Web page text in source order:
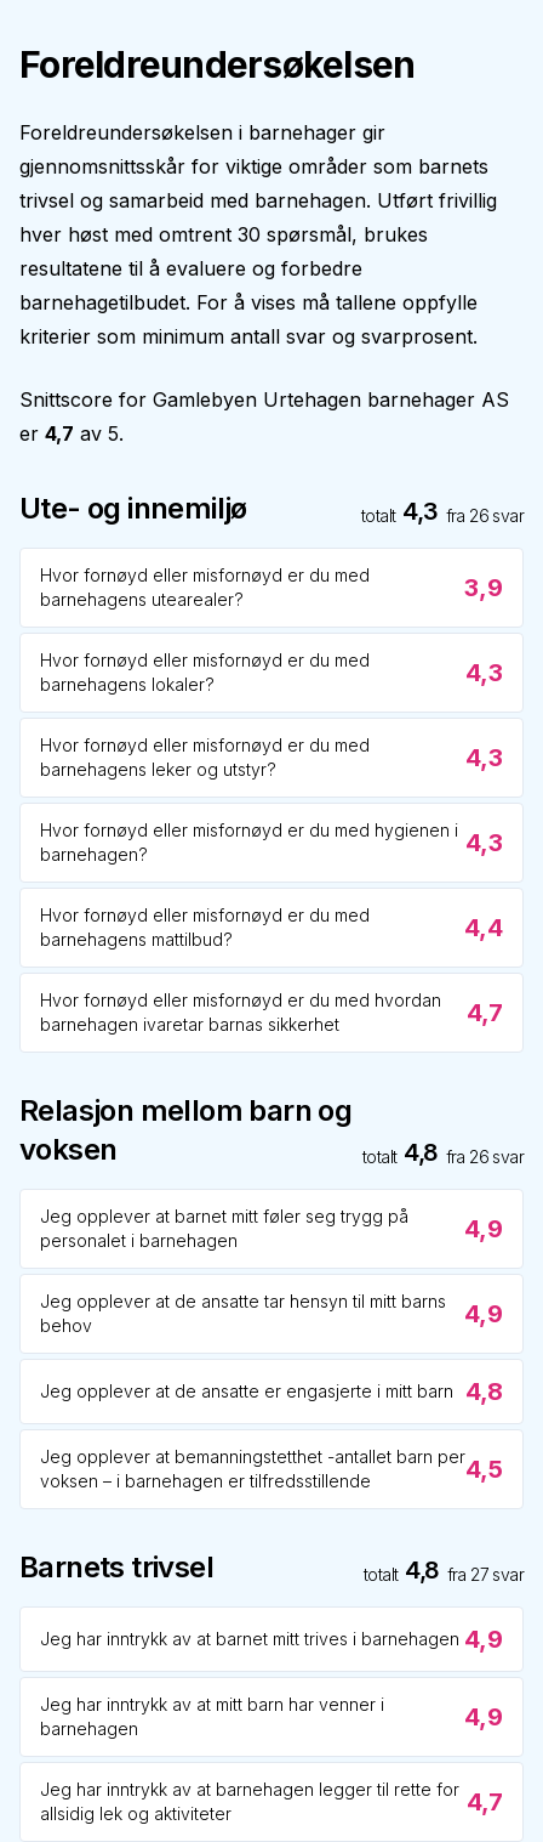
Foreldreundersøkelsen
Foreldreundersøkelsen i barnehager gir
gjennomsnittsskår for viktige områder som barnets
trivsel og samarbeid med barnehagen. Utført frivillig
hver høst med omtrent 30 spørsmål, brukes
resultatene til å evaluere og forbedre
barnehagetilbudet. For å vises må tallene oppfylle
kriterier som minimum antall svar og svarprosent.
Snittscore for Gamlebyen Urtehagen barnehager AS
er 4,7 av 5.
Ute- og innemiljø totalt 4,3 fra 26 svar
Hvor fornøyd eller misfornøyd er du med
barnehagens utearealer?
3,9
Hvor fornøyd eller misfornøyd er du med
barnehagens lokaler?
4,3
Hvor fornøyd eller misfornøyd er du med
barnehagens leker og utstyr?
4,3
Hvor fornøyd eller misfornøyd er du med hygienen i
barnehagen?
4,3
Hvor fornøyd eller misfornøyd er du med
barnehagens mattilbud?
4,4
Hvor fornøyd eller misfornøyd er du med hvordan
barnehagen ivaretar barnas sikkerhet
4,7
Relasjon mellom barn og
voksen
totalt 4,8 fra 26 svar
Jeg opplever at barnet mitt føler seg trygg på
personalet i barnehagen
4,9
Jeg opplever at de ansatte tar hensyn til mitt barns
behov
4,9
Jeg opplever at de ansatte er engasjerte i mitt barn 4,8
Jeg opplever at bemanningstetthet -antallet barn per
voksen – i barnehagen er tilfredsstillende
4,5
Barnets trivsel totalt 4,8 fra 27 svar
Jeg har inntrykk av at barnet mitt trives i barnehagen 4,9
Jeg har inntrykk av at mitt barn har venner i
barnehagen
4,9
Jeg har inntrykk av at barnehagen legger til rette for
allsidig lek og aktiviteter
4,7